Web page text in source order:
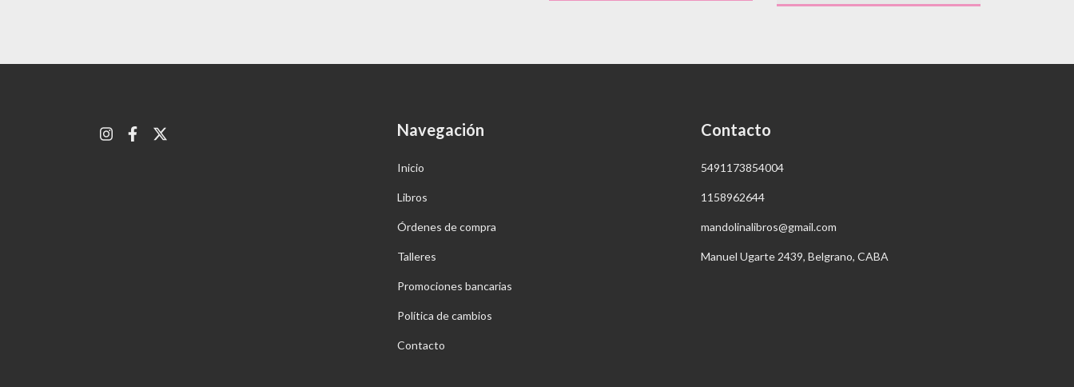
Navegación
Inicio
Libros
Órdenes de compra
Talleres
Promociones bancarias
Política de cambios
Contacto
Contacto
5491173854004
1158962644
mandolinalibros@gmail.com
Manuel Ugarte 2439, Belgrano, CABA